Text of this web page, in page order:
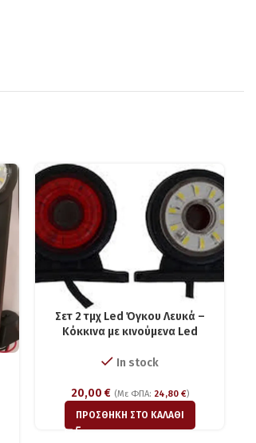
Σετ 2 τμχ Led Όγκου Λευκά –
Kόκκινα με κινούμενα Led
In stock
20,00 € (Με ΦΠΑ: 24,80 €)
ΠΡΟΣΘΉΚΗ ΣΤΟ ΚΑΛΆΘΙ